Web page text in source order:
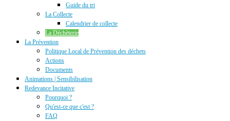
Guide du tri
La Collecte
Calendrier de collecte
La Déchèterie
La Prévention
Politique Local de Prévention des déchets
Actions
Documents
Animations | Sensibilisation
Redevance Incitative
Pourquoi ?
Qu'est-ce que c'est ?
FAQ